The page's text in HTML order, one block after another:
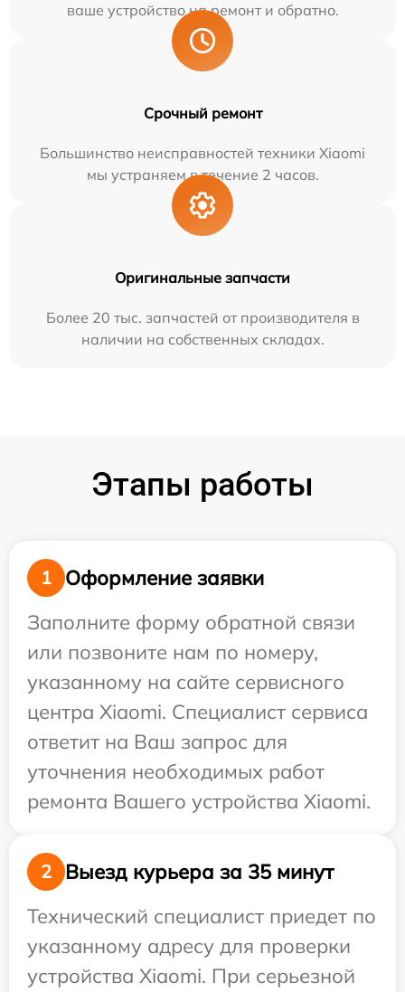
ваше устройство на ремонт и обратно.
Срочный ремонт
Большинство неисправностей техники Xiaomi
мы устраняем в течение 2 часов.
Оригинальные запчасти
Более 20 тыс. запчастей от производителя в
наличии на собственных складах.
Этапы работы
1
Оформление заявки
Заполните форму обратной связи
или позвоните нам по номеру,
указанному на сайте сервисного
центра Xiaomi. Специалист сервиса
ответит на Ваш запрос для
уточнения необходимых работ
ремонта Вашего устройства Xiaomi.
2
Выезд курьера за 35 минут
Технический специалист приедет по
указанному адресу для проверки
устройства Xiaomi. При серьезной